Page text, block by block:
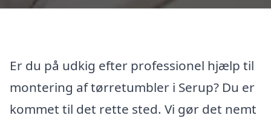
Er du på udkig efter professionel hjælp til
montering af tørretumbler i Serup? Du er
kommet til det rette sted. Vi gør det nemt